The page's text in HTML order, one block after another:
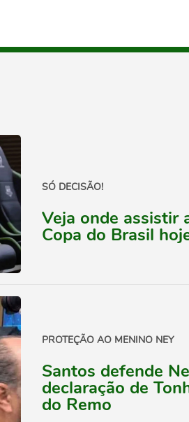
SÓ DECISÃO!
Veja onde assistir
Copa do Brasil
PROTEÇÃO AO MENINO NEY
Santos defende
declaração de
do Remo